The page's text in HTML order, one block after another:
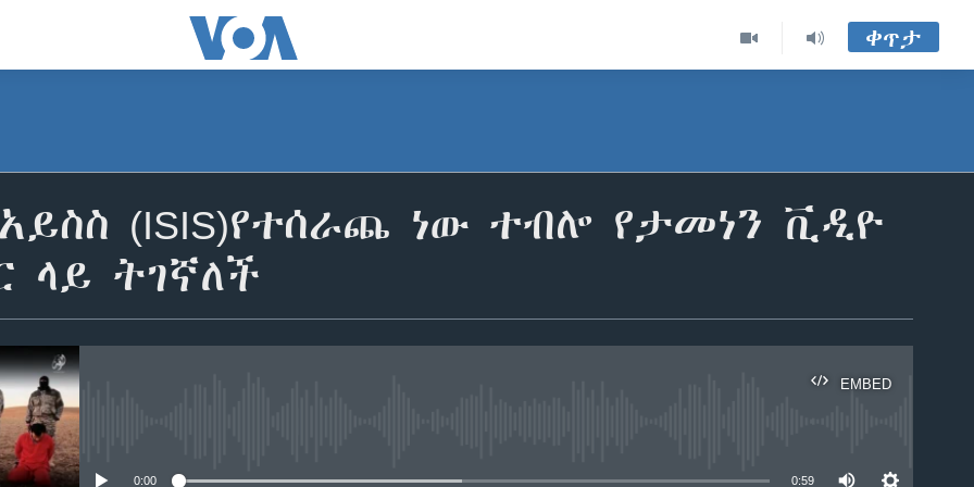
ቀጥታ
(ISIS)የተሰራጨ ነው ተብሎ የታመነን ቪዲዮ
ላይ ትገኛለች
EMBED
0:00 0:59